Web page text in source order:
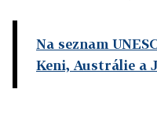
Na seznam
Keni, Austrálie a